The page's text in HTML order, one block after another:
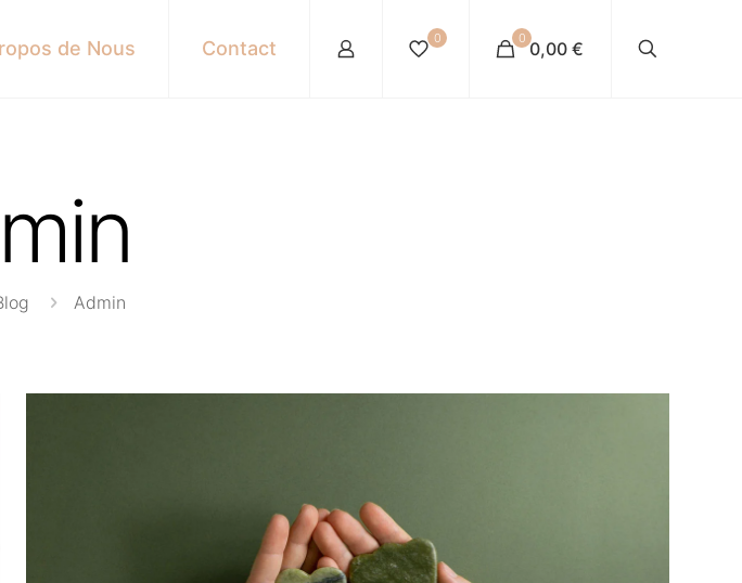
de Nous Contact 0 0 0,00 €
Admin